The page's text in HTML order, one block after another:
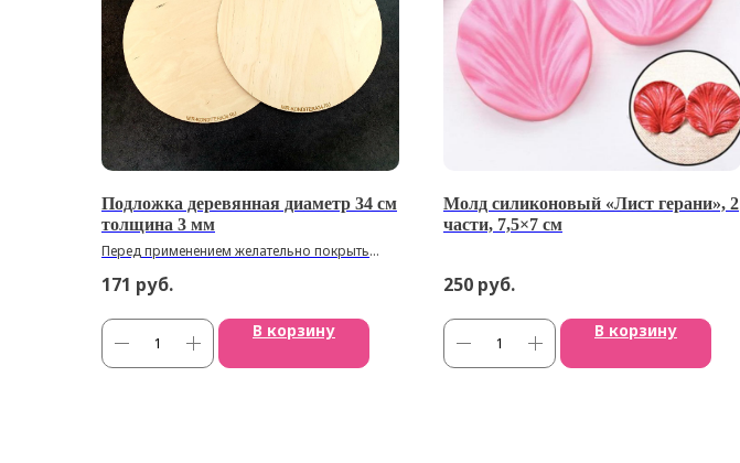
Подложка деревянная диаметр 34 см
толщина 3 мм
Перед применением желательно покрыть
171 руб.
В корзину
Молд силиконовый «Лист герани», 2
части, 7,5×7 см
250 руб.
В корзину